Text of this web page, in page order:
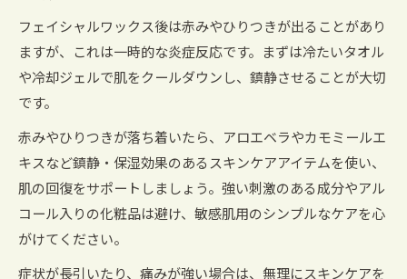
フェイシャルワックス後は赤みやひりつきが出ることがあり
ますが、これは一時的な炎症反応です。まずは冷たいタオル
や冷却ジェルで肌をクールダウンし、鎮静させることが大切
です。
赤みやひりつきが落ち着いたら、アロエベラやカモミールエ
キスなど鎮静・保湿効果のあるスキンケアアイテムを使い、
肌の回復をサポートしましょう。強い刺激のある成分やアル
コール入りの化粧品は避け、敏感肌用のシンプルなケアを心
がけてください。
症状が長引いたり、痛みが強い場合は、無理にスキンケアを